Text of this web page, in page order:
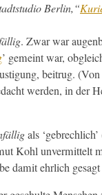
Berlin,“
. Zwar war
’ gemeint war,
beitrug.
wer­den, in der
als
Kohl unver­mit­telt
damit ehrlich